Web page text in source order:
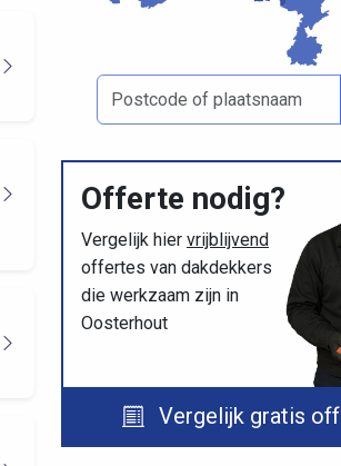
Offerte nodig?
Vergelijk hier vrijblijvend
offertes van dakdekkers
die werkzaam zijn in
Oosterhout
Vergelijk gratis